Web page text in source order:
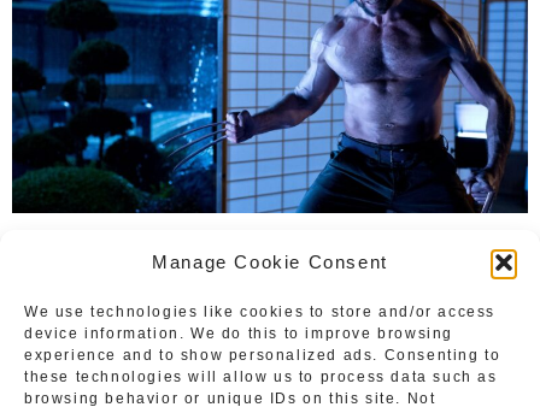
Manage Cookie Consent
We use technologies like cookies to store and/or access
device information. We do this to improve browsing
experience and to show personalized ads. Consenting to
these technologies will allow us to process data such as
browsing behavior or unique IDs on this site. Not
Reserved
『ウルヴァリン:SAMURAI』【G】（2013年）のリ
ビング・セーフティレベルは３★★★☆☆